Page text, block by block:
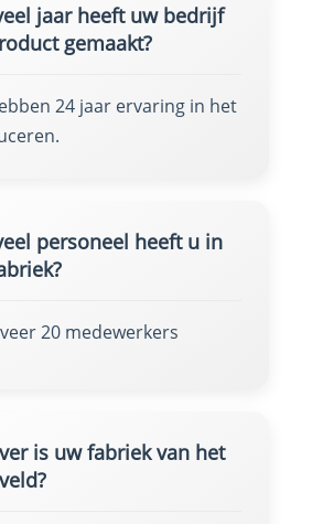
jaar heeft uw bedrijf
gemaakt?
24 jaar ervaring in het
personeel heeft u in
20 medewerkers
is uw fabriek van het